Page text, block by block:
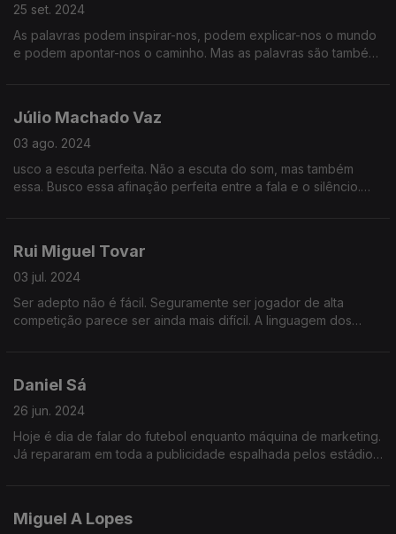
25 set. 2024
As palavras podem inspirar-nos, podem explicar-nos o mundo
e podem apontar-nos o caminho. Mas as palavras são também
Júlio Machado Vaz
03 ago. 2024
usco a escuta perfeita. Não a escuta do som, mas também
essa. Busco essa afinação perfeita entre a fala e o silêncio.
Rui Miguel Tovar
03 jul. 2024
Ser adepto não é fácil. Seguramente ser jogador de alta
competição parece ser ainda mais difícil. A linguagem dos
Daniel Sá
26 jun. 2024
Hoje é dia de falar do futebol enquanto máquina de marketing.
Já repararam em toda a publicidade espalhada pelos estádios
Miguel A Lopes